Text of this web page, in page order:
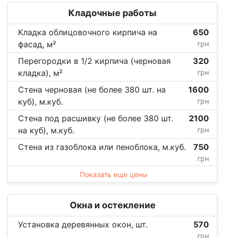
Кладочные работы
Кладка облицовочного кирпича на
фасад, м²
650
грн
Перегородки в 1/2 кирпича (черновая
кладка), м²
320
грн
Стена черновая (не более 380 шт. на
куб), м.куб.
1600
грн
Стена под расшивку (не более 380 шт.
на куб), м.куб.
2100
грн
Стена из газоблока или пеноблока, м.куб. 750
грн
Показать еще цены
Окна и остекление
Установка деревянных окон, шт. 570
грн